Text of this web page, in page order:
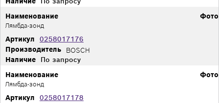
Фото
Производитель BOSCH
Артикул 0258017176
Наименование
Лямбда-зонд
Наличие
По запросу
Фото
Артикул 0258017178
Наименование
Лямбда-зонд